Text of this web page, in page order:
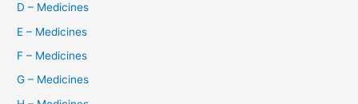
D – Medicines
E – Medicines
F – Medicines
G – Medicines